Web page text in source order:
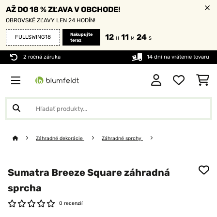
AŽ DO 18 % ZĽAVA V OBCHODE!
OBROVSKÉ ZĽAVY LEN 24 HODÍN!
FULLSWING18
Nakupujte
teraz
12 H 11 M 24 S
2 ročná záruka 14 dní na vrátenie tovaru
Záhradné dekorácie Záhradné sprchy
Sumatra Breeze Square záhradná
sprcha
0 recenzií